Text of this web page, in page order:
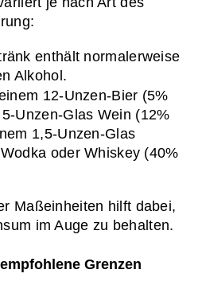
enthält normalerweise
Alkohol.
12-Unzen-Bier (5%
Unzen-Glas Wein (12%
1,5-Unzen-Glas
oder Whiskey (40%
Maßeinheiten hilft dabei,
im Auge zu behalten.
Grenzen